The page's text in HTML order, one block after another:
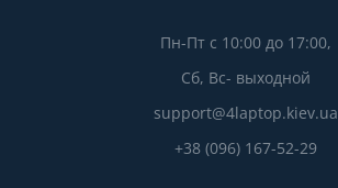
Пн-Пт с 10:00 до 17:00,
Сб, Вс- выходной
support@4laptop.kiev.ua
+38 (096) 167-52-29